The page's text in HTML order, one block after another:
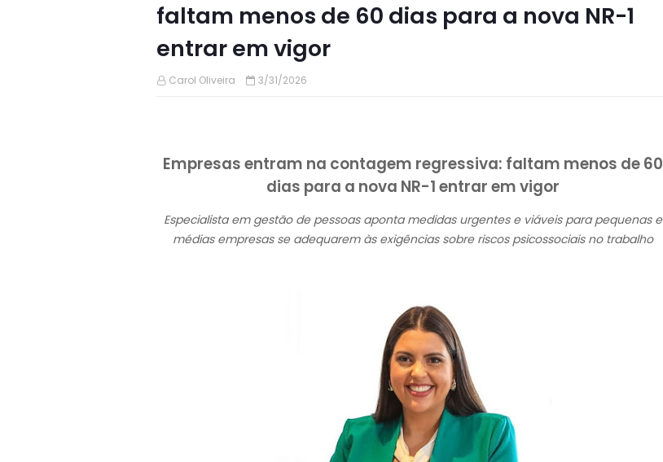
faltam menos de 60 dias para a nova NR-1
entrar em vigor
Carol Oliveira 3/31/2026
Empresas entram na contagem regressiva: faltam menos de 60
dias para a nova NR-1 entrar em vigor
Especialista em gestão de pessoas aponta medidas urgentes e viáveis para pequenas e
médias empresas se adequarem às exigências sobre riscos psicossociais no trabalho